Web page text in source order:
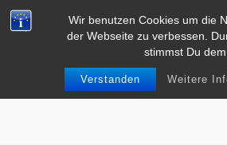
Wir benutzen Cookies um die
der Webseite zu verbessen.
stimmst Du dem
Verstanden Weitere
Konzert